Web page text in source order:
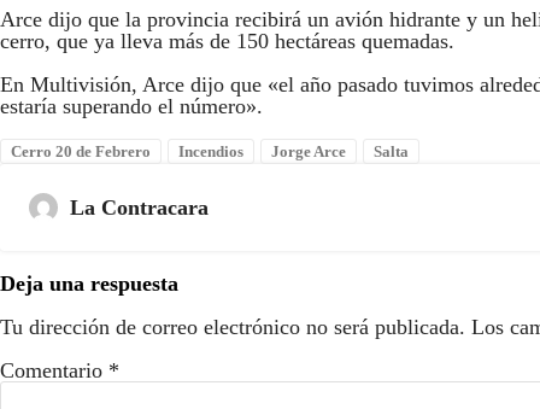
Arce dijo que la provincia recibirá un avión hidrante y un
cerro, que ya lleva más de 150 hectáreas quemadas.
En Multivisión, Arce dijo que «el año pasado tuvimos
estaría superando el número».
Cerro 20 de Febrero Incendios Jorge Arce Salta
La Contracara
Deja una respuesta
Tu dirección de correo electrónico no será publicada. Los
Comentario *